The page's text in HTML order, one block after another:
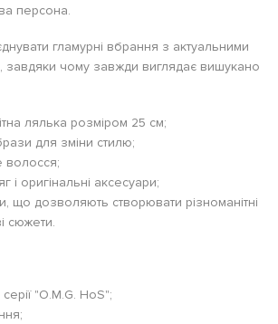
персона.
гламурні вбрання з актуальними
завдяки чому завжди виглядає вишукано
лялька розміром 25 см;
для зміни стилю;
волосся;
і оригінальні аксесуари;
що дозволяють створювати різноманітні
сюжети.
"O.M.G. HoS";